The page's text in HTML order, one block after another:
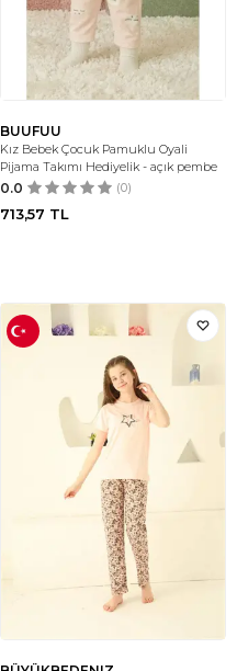
BUUFUU
Kız Bebek Çocuk Pamuklu Oyali
Pijama Takımı Hediyelik - açık pembe
0.0 (0)
713,57 TL